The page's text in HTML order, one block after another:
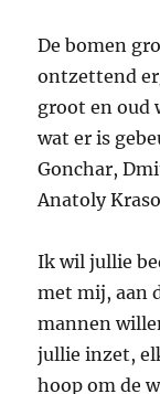
De bomen
ontzettend
groot en oud
wat er is
Gonchar,
Anatoly
Ik wil jullie
met mij, aan
mannen
jullie inzet,
hoop om de